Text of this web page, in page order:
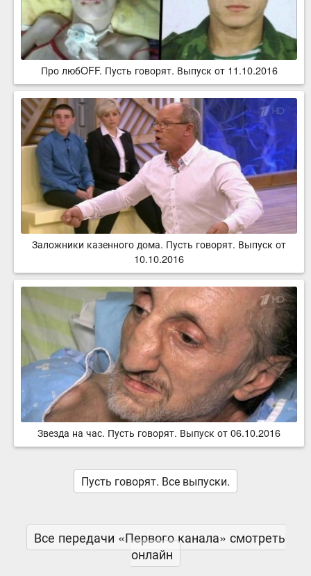
Про любOFF. Пусть говорят. Выпуск от 11.10.2016
Заложники казенного дома. Пусть говорят. Выпуск от
10.10.2016
Звезда на час. Пусть говорят. Выпуск от 06.10.2016
Пусть говорят. Все выпуски.
Все передачи «Первого канала» смотреть
онлайн